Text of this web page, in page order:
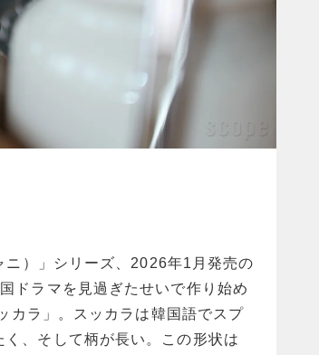
）」シリーズ、2026年1月発売の
ドラマを見過ぎたせいで作り始め
カラ」。スッカラは韓国語でスプ
、そして柄が長い。この形状は